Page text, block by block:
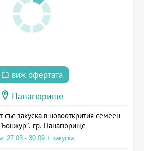
виж офертата
Панагюрище
със закуска в новооткрития семеен
гр. Панагюрище
27.03 - 30.09 + закуска